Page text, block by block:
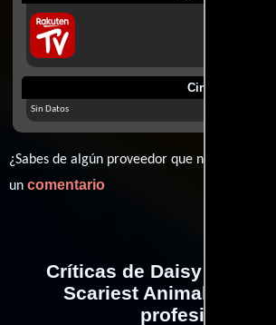
Cines
Sin Datos
¿Sabes de algún proveedor que no estamos
un comentario
Críticas de Daisy
Scariest Animal
profesionales